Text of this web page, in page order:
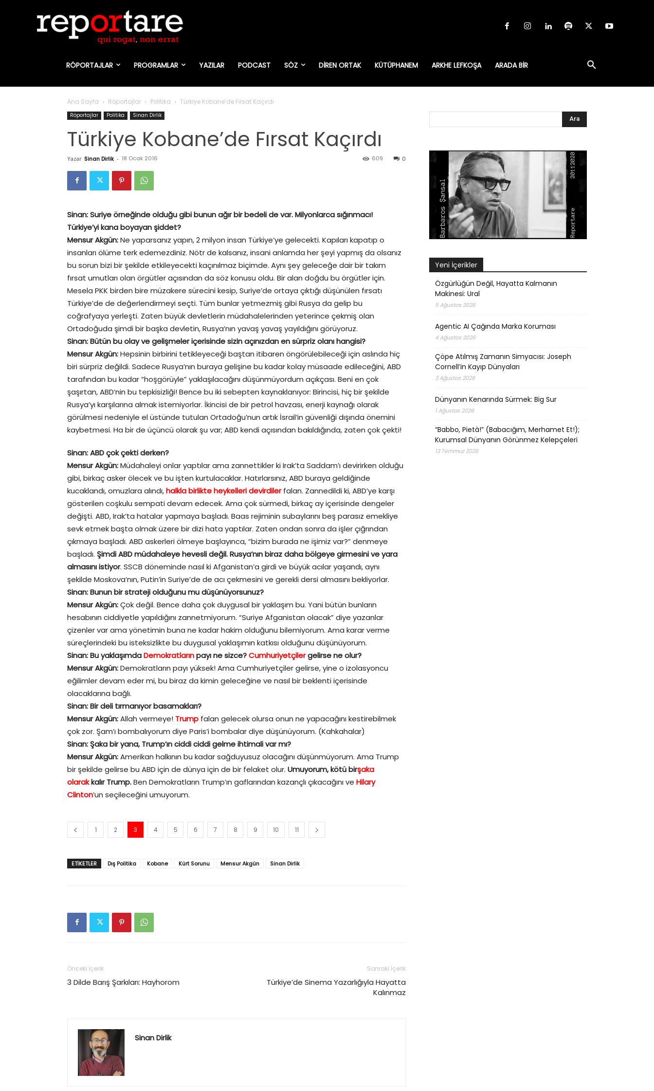
RÖPORTAJLAR PROGRAMLAR YAZILAR PODCAST SÖZ DIREN ORTAK KÜTÜPHANEM ARKHE LEFKOŞA ARADA BIR
Ana Sayfa Röportajlar Politika Türkiye Kobane’de Fırsat Kaçırdı
Röportajlar Politika Sinan Dirlik
Türkiye Kobane’de Fırsat Kaçırdı
Yazar Sinan Dirlik - 18 Ocak 2016 0
609
Sinan: Suriye örneğinde olduğu gibi bunun ağır bir bedeli de var. Milyonlarca sığınmacı!
Türkiye’yi kana boyayan şiddet?
Mensur Akgün:Ne yaparsanız yapın, 2 milyon insan Türkiye’ye gelecekti. Kapıları kapatıp o
insanları ölüme terk edemezdiniz. Nötr de kalsanız, insani anlamda her şeyi yapmış da olsanız
bu sorun bizi bir şekilde etkileyecekti kaçınılmaz biçimde. Aynı şey geleceğe dair bir takım
fırsat umutları olan örgütler açısından da söz konusu oldu. Bir alan doğdu bu örgütler için.
Mesela PKK birden bire müzakere sürecini kesip, Suriye’de ortaya çıktığı düşünülen fırsatı
Türkiye’de de değerlendirmeyi seçti. Tüm bunlar yetmezmiş gibi Rusya da gelip bu
coğrafyaya yerleşti. Zaten büyük devletlerin müdahalelerinden yeterince çekmiş olan
Ortadoğuda şimdi bir başka devletin, Rusya’nın yavaş yavaş yayıldığını görüyoruz.
Sinan: Bütün bu olay ve gelişmeler içerisinde sizin açınızdan en sürpriz olanı hangisi?
Mensur Akgün:Hepsinin birbirini tetikleyeceği baştan itibaren öngörülebileceği için aslında hiç
biri sürpriz değildi. Sadece Rusya’nın buraya gelişine bu kadar kolay müsaade edileceğini, ABD
tarafından bu kadar “hoşgörüyle” yaklaşılacağını düşünmüyordum açıkçası. Beni en çok
şaşırtan, ABD’nin bu tepkisizliği! Bence bu iki sebepten kaynaklanıyor: Birincisi, hiç bir şekilde
Rusya’yı karşılarına almak istemiyorlar. İkincisi de bir petrol havzası, enerji kaynağı olarak
görülmesi nedeniyle el üstünde tutulan Ortadoğu’nun artık İsrail’in güvenliği dışında önemini
kaybetmesi. Ha bir de üçüncü olarak şu var; ABD kendi açısından bakıldığında, zaten çok çekti!
Sinan: ABD çok çekti derken?
Mensur Akgün:Müdahaleyi onlar yaptılar ama zannettikler ki Irak’ta Saddam’ı devirirken olduğu
gibi, birkaç asker ölecek ve bu işten kurtulacaklar. Hatırlarsınız, ABD buraya geldiğinde
kucaklandı, omuzlara alındı,halkla birlikte heykelleri devirdilerfalan. Zannedildi ki, ABD’ye karşı
gösterilen coşkulu sempati devam edecek. Ama çok sürmedi, birkaç ay içerisinde dengeler
değişti. ABD, Irak’ta hatalar yapmaya başladı. Baas rejiminin subaylarını beş parasız emekliye
sevk etmek başta olmak üzere bir dizi hata yaptılar. Zaten ondan sonra da işler çığrından
çıkmaya başladı. ABD askerleri ölmeye başlayınca, “bizim burada ne işimiz var?” denmeye
başladı. Şimdi ABD müdahaleye hevesli değil. Rusya’nın biraz daha bölgeye girmesini ve yara
almasını istiyor. SSCB döneminde nasıl ki Afganistan’a girdi ve büyük acılar yaşandı, aynı
şekilde Moskova’nın, Putin’in Suriye’de de acı çekmesini ve gerekli dersi almasını bekliyorlar.
Sinan: Bunun bir strateji olduğunu mu düşünüyorsunuz?
Mensur Akgün:Çok değil. Bence daha çok duygusal bir yaklaşım bu. Yani bütün bunların
hesabının ciddiyetle yapıldığını zannetmiyorum. “Suriye Afganistan olacak” diye yazanlar
çizenler var ama yönetimin buna ne kadar hakim olduğunu bilemiyorum. Ama karar verme
süreçlerindeki bu isteksizlikte bu duygusal yaklaşımın katkısı olduğunu düşünüyorum.
Sinan: Bu yaklaşımdaDemokratlarınpayı ne sizce?Cumhuriyetçilergelirse ne olur?
Mensur Akgün:Demokratların payı yüksek! Ama Cumhuriyetçiler gelirse, yine o izolasyoncu
eğilimler devam eder mi, bu biraz da kimin geleceğine ve nasıl bir beklenti içerisinde
olacaklarına bağlı.
Sinan: Bir deli tırmanıyor basamakları?
Mensur Akgün:Allah vermeye! Trump falan gelecek olursa onun ne yapacağını kestirebilmek
çok zor. Şam’ı bombalıyorum diye Paris’i bombalar diye düşünüyorum. (Kahkahalar)
Sinan: Şaka bir yana, Trump’ın ciddi ciddi gelme ihtimali var mı?
Mensur Akgün:Amerikan halkının bu kadar sağduyusuz olacağını düşünmüyorum. Ama Trump
bir şekilde gelirse bu ABD için de dünya için de bir felaket olur. Umuyorum, kötü birşaka
olarakkalır Trump.Ben Demokratların Trump’ın gaflarından kazançlı çıkacağını ve Hilary
Clinton’un seçileceğini umuyorum.
1 2 3 4 5 6 7 8 9 10 11
ETIKETLER Dış Politika Kobane Kürt Sorunu Mensur Akgün Sinan Dirlik
Önceki İçerik
3 Dilde Barış Şarkıları: Hayhorom
Sonraki İçerik
Türkiye’de Sinema Yazarlığıyla Hayatta
Kalınmaz
Sinan Dirlik
Yeni İçerikler
Özgürlüğün Değil, Hayatta Kalmanın
Makinesi: Ural
5 Ağustos 2026
Agentic AI Çağında Marka Koruması
4 Ağustos 2026
Çöpe Atılmış Zamanın Simyacısı: Joseph
Cornell’in Kayıp Dünyaları
3 Ağustos 2026
Dünyanın Kenarında Sürmek: Big Sur
1 Ağustos 2026
“Babbo, Pietà!” (Babacığım, Merhamet Et!);
Kurumsal Dünyanın Görünmez Kelepçeleri
13 Temmuz 2026